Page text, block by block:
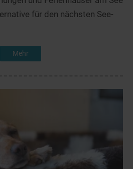
für den nächsten See-
Mehr